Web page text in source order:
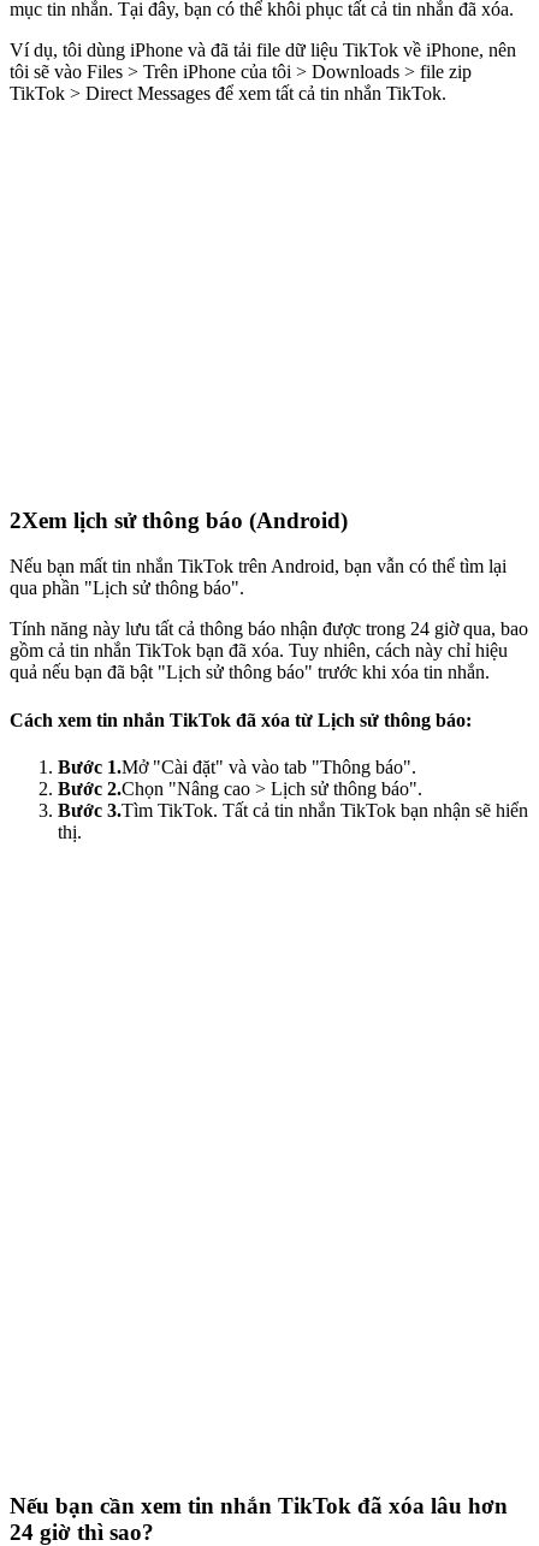
mục tin nhắn. Tại đây, bạn có thể khôi phục tất cả tin nhắn đã xóa.
Ví dụ, tôi dùng iPhone và đã tải file dữ liệu TikTok về iPhone, nên
tôi sẽ vào Files > Trên iPhone của tôi > Downloads > file zip
TikTok > Direct Messages để xem tất cả tin nhắn TikTok.
2Xem lịch sử thông báo (Android)
Nếu bạn mất tin nhắn TikTok trên Android, bạn vẫn có thể tìm lại
qua phần "Lịch sử thông báo".
Tính năng này lưu tất cả thông báo nhận được trong 24 giờ qua, bao
gồm cả tin nhắn TikTok bạn đã xóa. Tuy nhiên, cách này chỉ hiệu
quả nếu bạn đã bật "Lịch sử thông báo" trước khi xóa tin nhắn.
Cách xem tin nhắn TikTok đã xóa từ Lịch sử thông báo:
Bước 1.Mở "Cài đặt" và vào tab "Thông báo".
Bước 2.Chọn "Nâng cao > Lịch sử thông báo".
Bước 3.Tìm TikTok. Tất cả tin nhắn TikTok bạn nhận sẽ hiển
thị.
Nếu bạn cần xem tin nhắn TikTok đã xóa lâu hơn
24 giờ thì sao?